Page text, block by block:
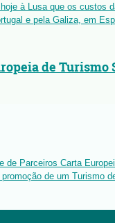
à Lusa que os custos
e pela Galiza, em
de Turismo
de Parceiros Carta
de um Turismo